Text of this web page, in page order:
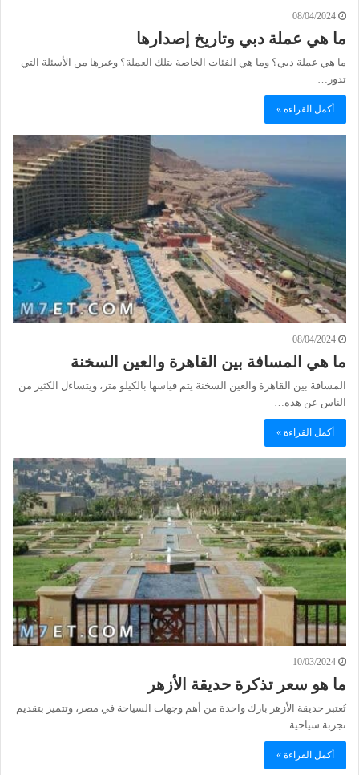
08/04/2024
ما هي عملة دبي وتاريخ إصدارها
ما هي عملة دبي؟ وما هي الفئات الخاصة بتلك العملة؟ وغيرها من الأسئلة التي
تدور…
أكمل القراءة »
08/04/2024
ما هي المسافة بين القاهرة والعين السخنة
المسافة بين القاهرة والعين السخنة يتم قياسها بالكيلو متر، ويتساءل الكثير من
الناس عن هذه…
أكمل القراءة »
10/03/2024
ما هو سعر تذكرة حديقة الأزهر
تُعتبر حديقة الأزهر بارك واحدة من أهم وجهات السياحة في مصر، وتتميز بتقديم
تجربة سياحية…
أكمل القراءة »